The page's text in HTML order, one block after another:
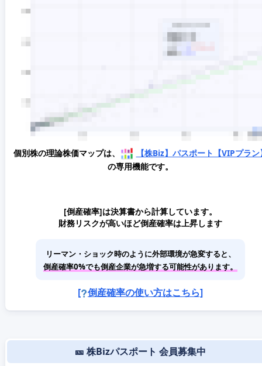
個別株の理論株価マップは、
【株Biz】パスポート【VIPプラン
の専用機能です。
[倒産確率]は決算書から計算しています。
財務リスクが高いほど倒産確率は上昇します
リーマン・ショック時のように外部環境が急変すると、
倒産確率0%でも倒産企業が急増する可能性があります。
[ 倒産確率の使い方はこちら]
🎫 株Bizパスポート 会員募集中